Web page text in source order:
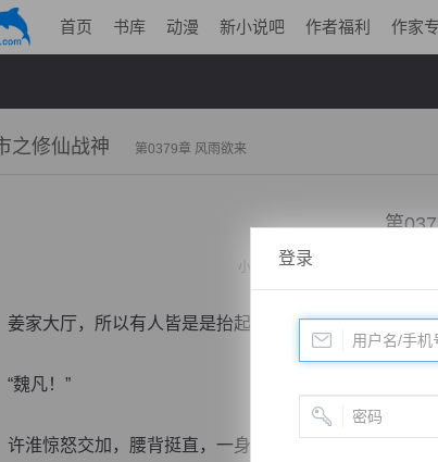
首页 书库 动漫 新小说吧 作者福利 作家
之修仙战神 第0379章 风雨欲来
第
小说： 都市之修仙战神
大厅，所以有人皆是是抬起头，许北辰犹如被一只无
凡！”
惊怒交加，腰背挺直，一身衣袍无风自鼓， 手中的
登录